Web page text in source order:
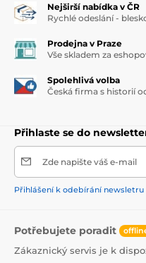
Nejširší nabídka v ČR
Rychlé odeslání -
Prodejna v Praze
Vše skladem za
Spolehlivá volba
Česká firma s historií
Přihlaste se do
Zde napište váš e-mail
Přihlášení k odebírání newsletru
Potřebujete poradit
Zákaznický servis je k